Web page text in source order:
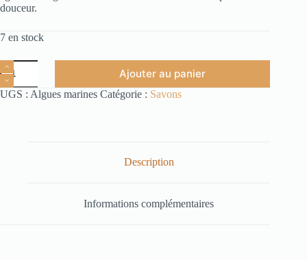
douceur.
7 en stock
Ajouter au panier
UGS : Algues marines Catégorie : Savons
Description
Informations complémentaires